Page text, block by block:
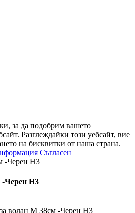
за да подобрим вашето
Разглеждайки този уебсайт, вие
на бисквитки от наша страна.
Съгласен
-Черен Н3
волан М 38см -Черен Н3